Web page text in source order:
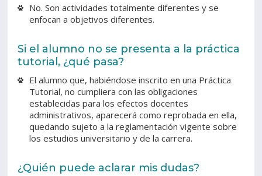
No. Son actividades totalmente diferentes y se
enfocan a objetivos diferentes.
Si el alumno no se presenta a la práctica
tutorial, ¿qué pasa?
El alumno que, habiéndose inscrito en una Práctica
Tutorial, no cumpliera con las obligaciones
establecidas para los efectos docentes
administrativos, aparecerá como reprobada en ella,
quedando sujeto a la reglamentación vigente sobre
los estudios universitario y de la carrera.
¿Quién puede aclarar mis dudas?